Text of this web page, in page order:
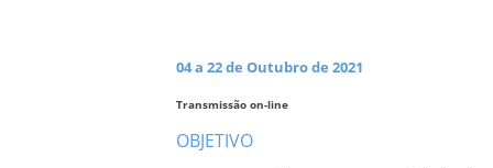
04 a 22 de Outubro de 2021
Transmissão on-line
OBJETIVO